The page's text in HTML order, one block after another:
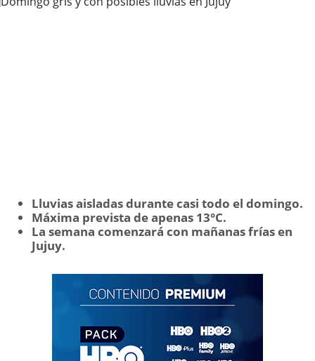
Lluvias aisladas durante casi todo el domingo.
Máxima prevista de apenas 13°C.
La semana comenzará con mañanas frías en
Jujuy.